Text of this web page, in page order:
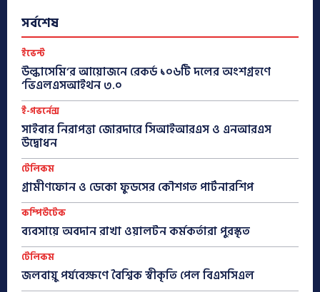
সর্বশেষ
ইভেন্ট
উল্কাসেমি’র আয়োজনে রেকর্ড ১০৬টি দলের অংশগ্রহণে
‘ভিএলএসআইথন ৩.০
ই-গভর্নেন্স
সাইবার নিরাপত্তা জোরদারে সিআইআরএস ও এনআরএস
উদ্বোধন
টেলিকম
গ্রামীণফোন ও ডেকো ফুডসের কৌশগত পার্টনারশিপ
কম্পিউটেক
ব্যবসায়ে অবদান রাখা ওয়ালটন কর্মকর্তারা পুরস্কৃত
টেলিকম
জলবায়ু পর্যবেক্ষণে বৈশ্বিক স্বীকৃতি পেল বিএসসিএল